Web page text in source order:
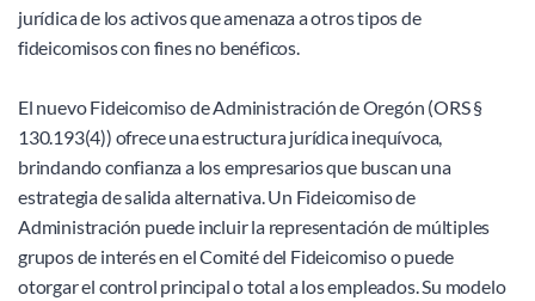
jurídica de los activos que amenaza a otros tipos de
fideicomisos con fines no benéficos.
El nuevo Fideicomiso de Administración de Oregón (ORS §
130.193(4)) ofrece una estructura jurídica inequívoca,
brindando confianza a los empresarios que buscan una
estrategia de salida alternativa. Un Fideicomiso de
Administración puede incluir la representación de múltiples
grupos de interés en el Comité del Fideicomiso o puede
otorgar el control principal o total a los empleados. Su modelo